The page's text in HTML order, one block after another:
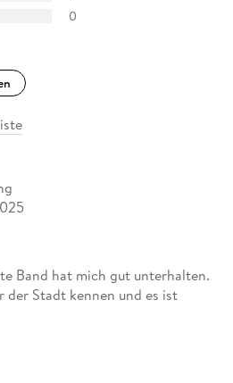
0
Band hat mich gut unterhalten.
der Stadt kennen und es ist